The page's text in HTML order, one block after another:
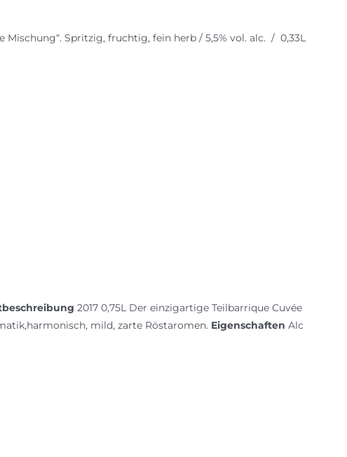
Spritzig, fruchtig, fein herb / 5,5% vol. alc. / 0,33L
2017 0,75L Der einzigartige Teilbarrique Cuvée
mild, zarte Röstaromen. Eigenschaften Alc